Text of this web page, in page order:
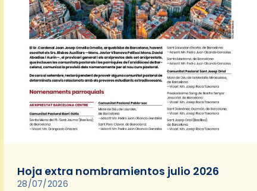
Hoja extra nombramientos julio 2026
28/07/2026